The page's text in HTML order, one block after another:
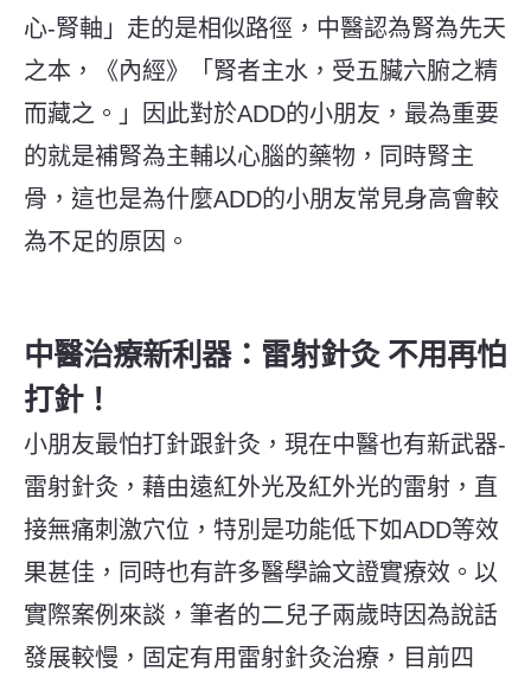
心-腎軸 」 走的是相似路徑，中醫認為腎為先天
之本，《內經》「腎者主水，受五臟六腑之精
而藏之。」因此對於ADD的小朋友，最為重要
的就是補腎為主輔以心腦的藥物，同時腎主
骨，這也是為什麼ADD的小朋友常見身高會較
為不足的原因。
中醫治療新利器：雷射針灸 不用再怕
打針！
小朋友最怕打針跟針灸，現在中醫也有新武器-
雷射針灸，藉由遠紅外光及紅外光的雷射，直
接無痛刺激穴位，特別是功能低下如ADD等效
果甚佳，同時也有許多醫學論文證實療效。 以
實際案例來談，筆者的二兒子兩歲時因為說話
發展較慢，固定有用雷射針灸治療，目前四